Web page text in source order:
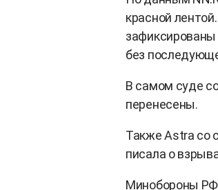
красной
без
В самом суде
перенесены.
Также Astra со
писала о
Минобороны РФ